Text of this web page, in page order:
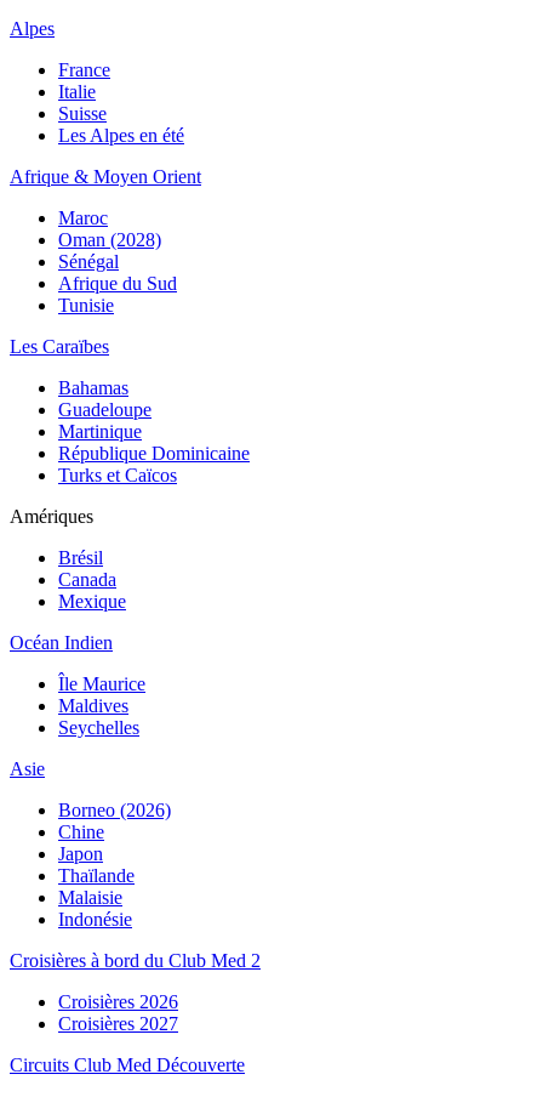
Alpes
France
Italie
Suisse
Les Alpes en été
Afrique & Moyen Orient
Maroc
Oman (2028)
Sénégal
Afrique du Sud
Tunisie
Les Caraïbes
Bahamas
Guadeloupe
Martinique
République Dominicaine
Turks et Caïcos
Amériques
Brésil
Canada
Mexique
Océan Indien
Île Maurice
Maldives
Seychelles
Asie
Borneo (2026)
Chine
Japon
Thaïlande
Malaisie
Indonésie
Croisières à bord du Club Med 2
Croisières 2026
Croisières 2027
Circuits Club Med Découverte